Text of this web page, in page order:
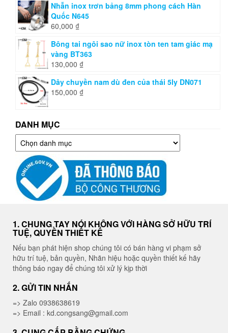
Nhẫn inox trơn bảng 8mm phong cách Hàn
Quốc N645
60,000 ₫
Bông tai ngôi sao nữ inox tòn ten tam giác mạ
vàng BT363
130,000 ₫
Dây chuyền nam dù đen của thái 5ly DN071
150,000 ₫
DANH MỤC
Danh
mục
1. CHUNG TAY NÓI KHÔNG VỚI HÀNG SỞ HỮU TRÍ
TUỆ, QUYỀN THIẾT KẾ
Nếu bạn phát hiện shop chúng tôi có bán hàng vi phạm sở
hữu trí tuệ, bản quyền, Nhãn hiệu hoặc quyền thiết kế hãy
thông báo ngay để chúng tôi xử lý kịp thời
2. GỬI TIN NHẮN
=> Zalo 0938638619
=> Email : kd.congsang@gmail.com